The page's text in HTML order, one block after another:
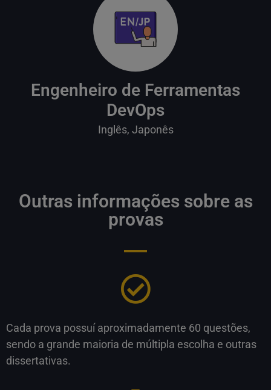
Engenheiro de Ferramentas
DevOps
Inglês, Japonês
Outras informações sobre as
provas
Cada prova possuí aproximadamente 60 questões,
sendo a grande maioria de múltipla escolha e outras
dissertativas.